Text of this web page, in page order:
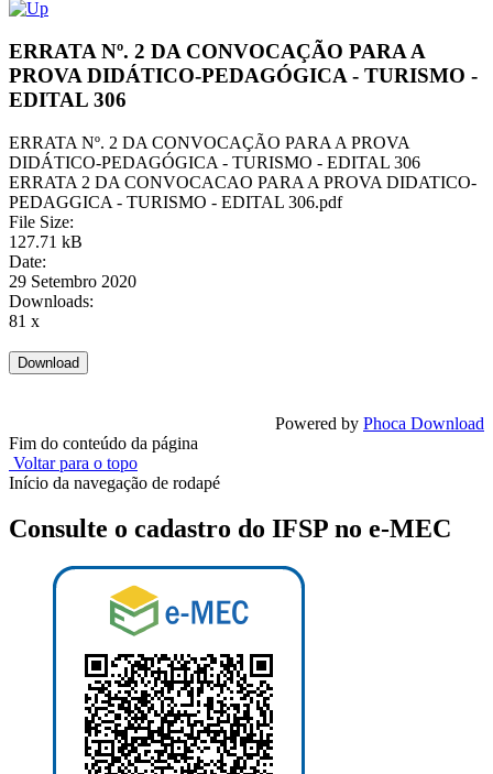
ERRATA Nº. 2 DA CONVOCAÇÃO PARA A
PROVA DIDÁTICO-PEDAGÓGICA - TURISMO -
EDITAL 306
ERRATA Nº. 2 DA CONVOCAÇÃO PARA A PROVA
DIDÁTICO-PEDAGÓGICA - TURISMO - EDITAL 306
ERRATA 2 DA CONVOCACAO PARA A PROVA DIDATICO-
PEDAGGICA - TURISMO - EDITAL 306.pdf
File Size:
127.71 kB
Date:
29 Setembro 2020
Downloads:
81 x
Powered by Phoca Download
Fim do conteúdo da página
Voltar para o topo
Início da navegação de rodapé
Consulte o cadastro do IFSP no e-MEC